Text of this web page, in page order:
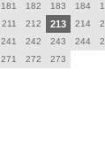
181
182 183 184
211
212 213 214
241
242 243 244
271
272 273